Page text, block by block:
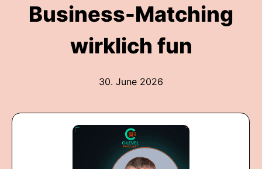
Business-Matching
wirklich fun
30. June 2026